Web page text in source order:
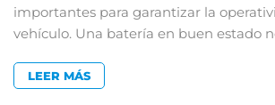
importantes para garantizar la
vehículo. Una batería en buen estado
LEER MÁS